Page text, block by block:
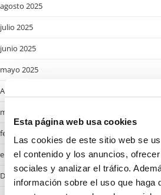
Esta página web usa cookies
Las cookies de este sitio web se
el contenido y los anuncios,
sociales y analizar el tráfico.
información sobre el uso que haga
agosto 2025
julio 2025
junio 2025
mayo 2025
Abril 2025
marzo 2025
febrero 2025
enero 2025
Desembre 2024